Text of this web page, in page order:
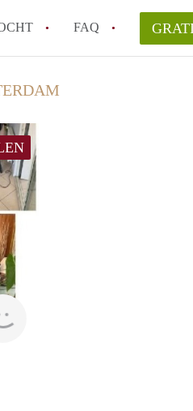
FAQ
voor een onzelfstandige
bij een kamer in Amsterdam?
zoektermen voor een kamer in
jou als zoeker?
in Amsterdam?
voor de huurder?
vragen